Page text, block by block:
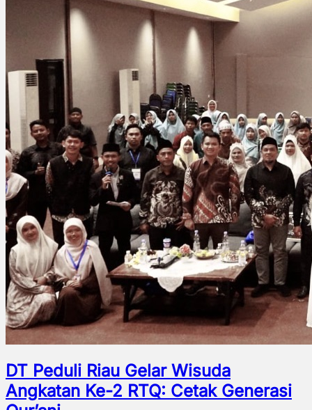
DT Peduli Riau Gelar Wisuda
Angkatan Ke-2 RTQ: Cetak Generasi